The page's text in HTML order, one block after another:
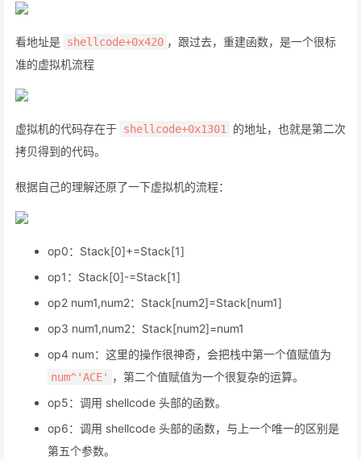
看地址是 shellcode+0x420 ，跟过去，重建函数，是一个很标
准的虚拟机流程
虚拟机的代码存在于 shellcode+0x1301
的地址，也就是第二次
拷贝得到的代码。
根据自己的理解还原了一下虚拟机的流程：
op0：Stack[0]+=Stack[1]
op1：Stack[0]-=Stack[1]
op2 num1,num2：Stack[num2]=Stack[num1]
op3 num1,num2：Stack[num2]=num1
op4 num：这里的操作很神奇，会把栈中第一个值赋值为
num^'ACE' ，第二个值赋值为一个很复杂的运算。
op5：调用 shellcode 头部的函数。
op6：调用 shellcode 头部的函数，与上一个唯一的区别是
第五个参数。